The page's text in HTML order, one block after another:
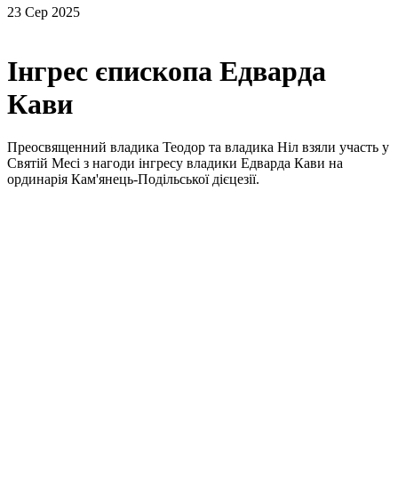
23 Сер 2025
Інгрес єпископа Едварда
Кави
Преосвященний владика Теодор та владика Ніл взяли участь у
Святій Месі з нагоди інгресу владики Едварда Кави на
ординарія Кам'янець-Подільської дієцезії.